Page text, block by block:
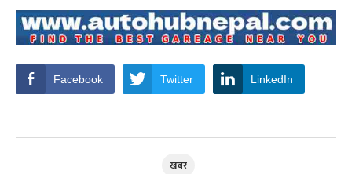
Facebook Twitter LinkedIn
खबर